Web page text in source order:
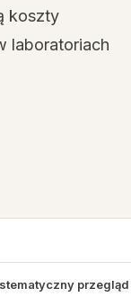
koszty
laboratoriach
przegląd